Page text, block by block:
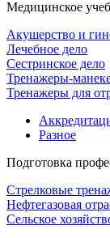
Медицинское
Акушерство и
Лечебное дело
Сестринское дело
Тренажеры-
Тренажеры для
Разное
Подготовка
Стрелковые
Нефтегазовая
Сельское